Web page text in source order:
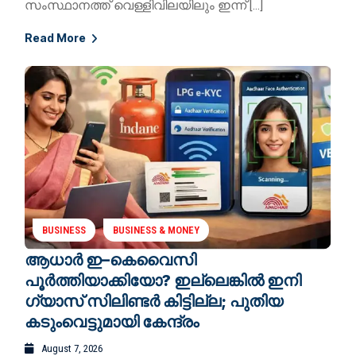
സംസ്ഥാനത്ത് വെള്ളിവിലയിലും ഇന്ന് […]
Read More
BUSINESS BUSINESS & MONEY
ആധാർ ഇ–കെവൈസി
പൂർത്തിയാക്കിയോ? ഇല്ലെങ്കിൽ ഇനി ​
ഗ്യാസ് സിലിണ്ടർ കിട്ടില്ല; പുതിയ
കടുംവെട്ടുമായി കേന്ദ്രം
August 7, 2026